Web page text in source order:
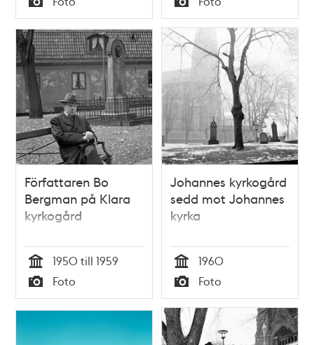
Lenngren
Typ
Typ
Författaren Bo
Bergman på Klara
kyrkogård
Tid
1950 till 1959
Typ
Foto
Johannes kyrkogård
sedd mot Johannes
kyrka
Tid
1960
Typ
Foto